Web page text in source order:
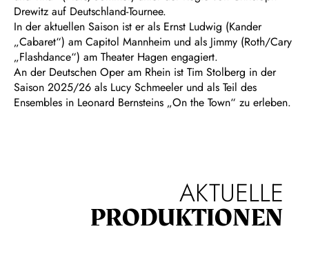
Drewitz auf Deutschland-Tournee.
In der aktuellen Saison ist er als Ernst Ludwig (Kander
„Cabaret“) am Capitol Mannheim und als Jimmy (Roth/Cary
„Flashdance“) am Theater Hagen engagiert.
An der Deutschen Oper am Rhein ist Tim Stolberg in der
Saison 2025/26 als Lucy Schmeeler und als Teil des
Ensembles in Leonard Bernsteins „On the Town“ zu erleben.
AKTUELLE
PRODUKTIONEN